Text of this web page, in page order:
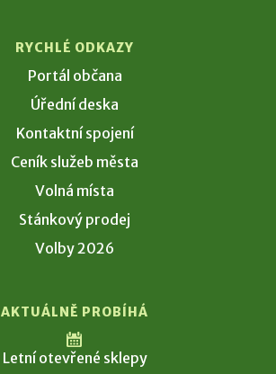
RYCHLÉ ODKAZY
Portál občana
Úřední deska
Kontaktní spojení
Ceník služeb města
Volná místa
Stánkový prodej
Volby 2026
AKTUÁLNĚ PROBÍHÁ
Letní otevřené sklepy